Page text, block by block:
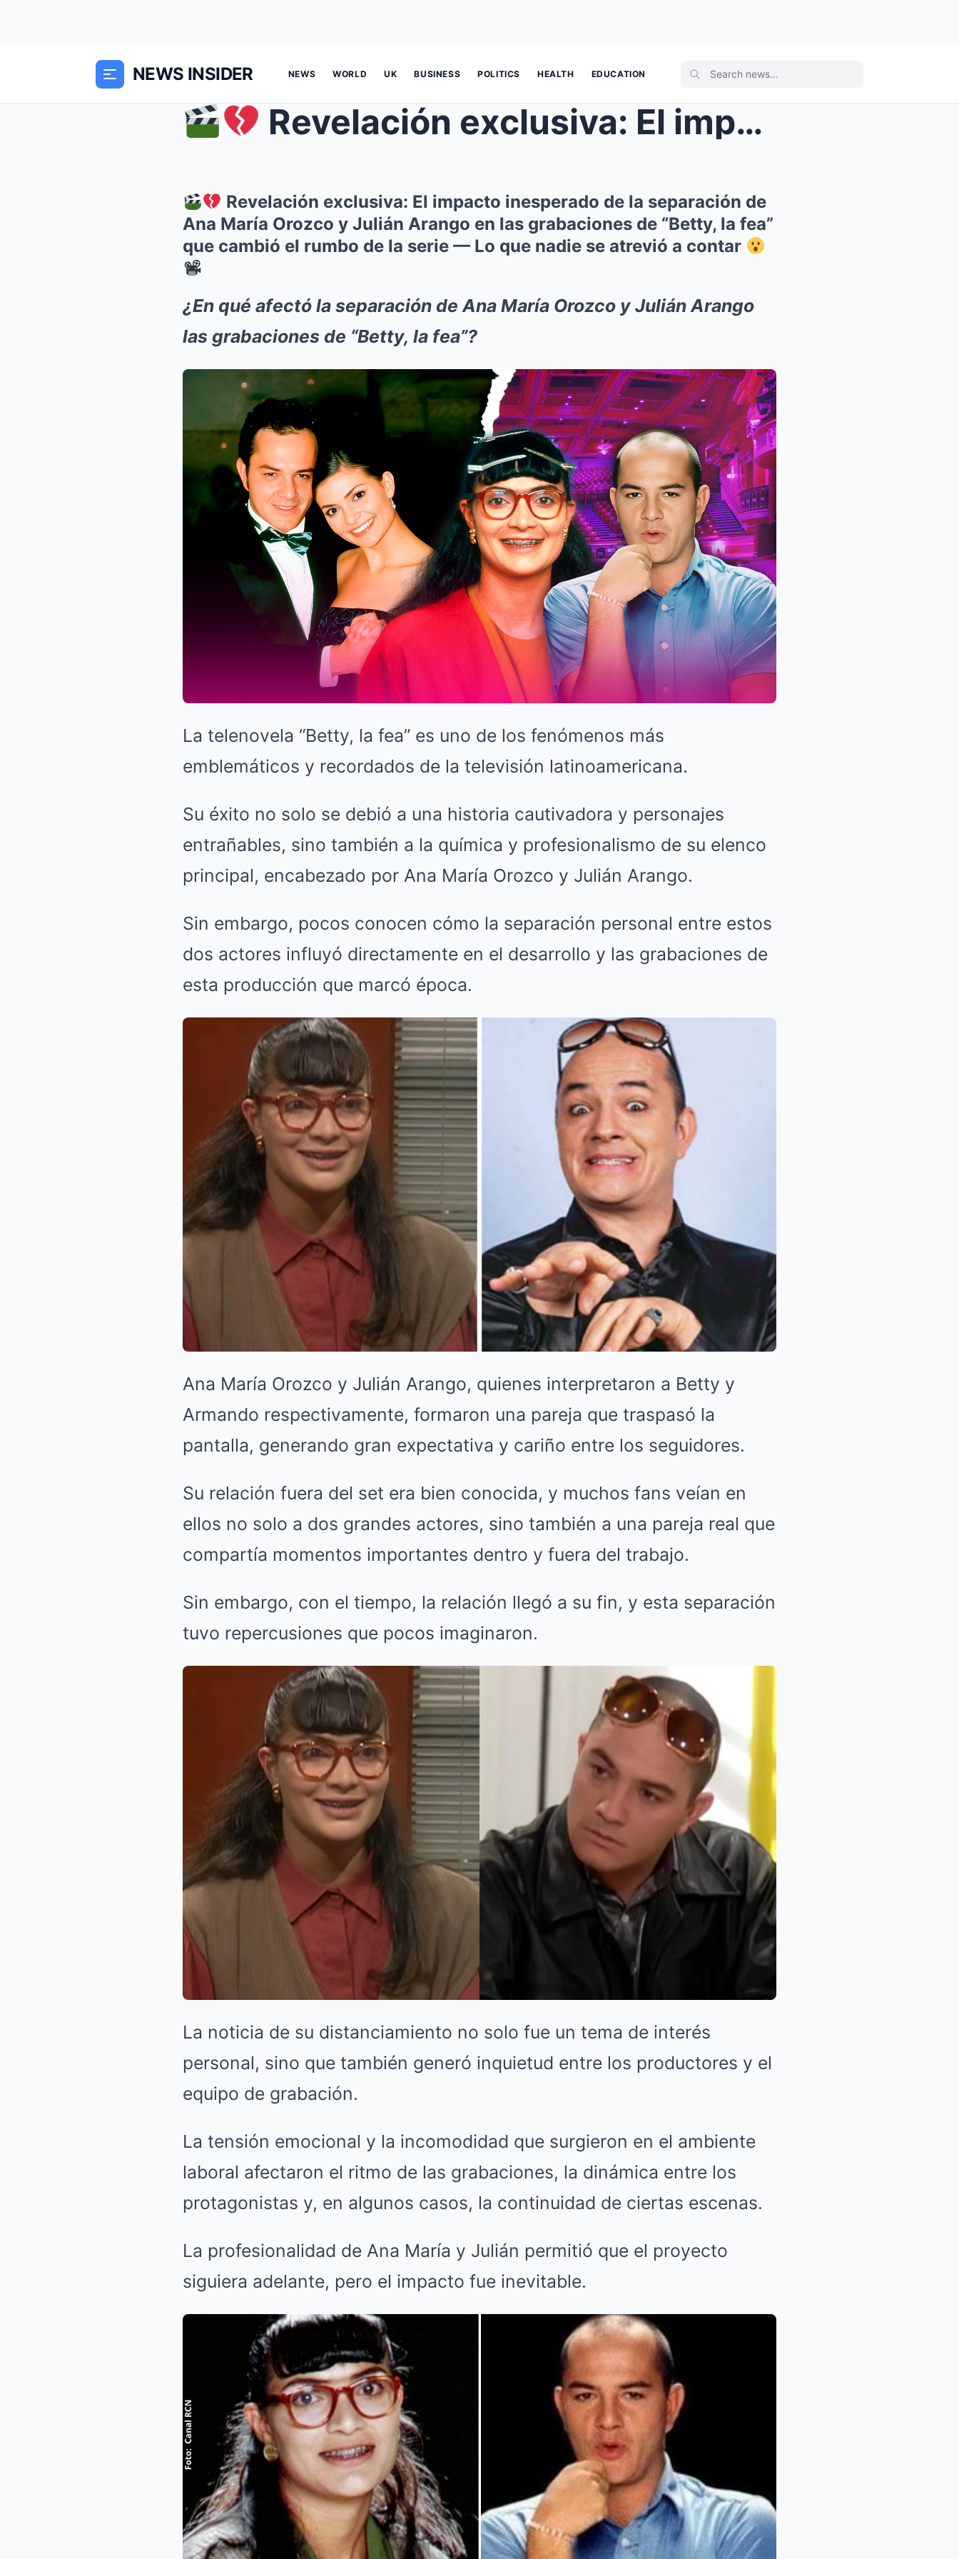
NEWS INSIDER NEWS WORLD UK BUSINESS POLITICS HEALTH EDUCATION
Revelación exclusiva: El impacto inesperado de ...
Revelación exclusiva: El impacto inesperado de la separación de
Ana María Orozco y Julián Arango en las grabaciones de “Betty, la fea”
que cambió el rumbo de la serie — Lo que nadie se atrevió a contar
¿En qué afectó la separación de Ana María Orozco y Julián Arango
las grabaciones de “Betty, la fea”?
La telenovela “Betty, la fea” es uno de los fenómenos más
emblemáticos y recordados de la televisión latinoamericana.
Su éxito no solo se debió a una historia cautivadora y personajes
entrañables, sino también a la química y profesionalismo de su elenco
principal, encabezado por Ana María Orozco y Julián Arango.
Sin embargo, pocos conocen cómo la separación personal entre estos
dos actores influyó directamente en el desarrollo y las grabaciones de
esta producción que marcó época.
Ana María Orozco y Julián Arango, quienes interpretaron a Betty y
Armando respectivamente, formaron una pareja que traspasó la
pantalla, generando gran expectativa y cariño entre los seguidores.
Su relación fuera del set era bien conocida, y muchos fans veían en
ellos no solo a dos grandes actores, sino también a una pareja real que
compartía momentos importantes dentro y fuera del trabajo.
Sin embargo, con el tiempo, la relación llegó a su fin, y esta separación
tuvo repercusiones que pocos imaginaron.
La noticia de su distanciamiento no solo fue un tema de interés
personal, sino que también generó inquietud entre los productores y el
equipo de grabación.
La tensión emocional y la incomodidad que surgieron en el ambiente
laboral afectaron el ritmo de las grabaciones, la dinámica entre los
protagonistas y, en algunos casos, la continuidad de ciertas escenas.
La profesionalidad de Ana María y Julián permitió que el proyecto
siguiera adelante, pero el impacto fue inevitable.